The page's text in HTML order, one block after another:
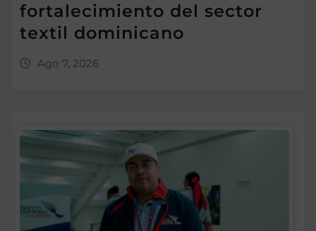
fortalecimiento del sector
textil dominicano
Ago 7, 2026